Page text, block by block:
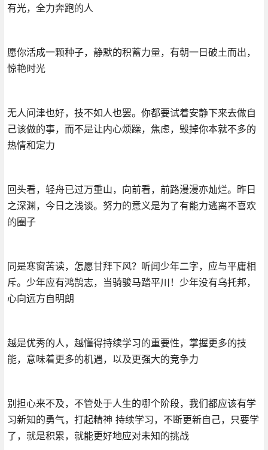
有光，全力奔跑的人
愿你活成一颗种子，静默的积蓄力量，有朝一日破土而出，
惊艳时光
无人问津也好，技不如人也罢。你都要试着安静下来去做自
己该做的事，而不是让内心烦躁，焦虑，毁掉你本就不多的
热情和定力
回头看，轻舟已过万重山，向前看，前路漫漫亦灿烂。昨日
之深渊，今日之浅谈。努力的意义是为了有能力逃离不喜欢
的圈子
同是寒窗苦读，怎愿甘拜下风？听闻少年二字，应与平庸相
斥。少年应有鸿鹄志，当骑骏马踏平川！少年没有乌托邦，
心向远方自明朗
越是优秀的人，越懂得持续学习的重要性，掌握更多的技
能，意味着更多的机遇，以及更强大的竞争力
别担心来不及，不管处于人生的哪个阶段，我们都应该有学
习新知的勇气，打起精神 持续学习，不断更新自己，只要学
了，就是积累，就能更好地应对未知的挑战